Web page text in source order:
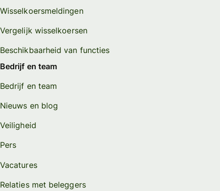
Wisselkoersmeldingen
Vergelijk wisselkoersen
Beschikbaarheid van functies
Bedrijf en team
Bedrijf en team
Nieuws en blog
Veiligheid
Pers
Vacatures
Relaties met beleggers